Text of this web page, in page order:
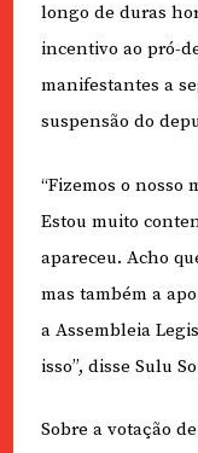
longo de duras
incentivo ao pró-
manifestantes a
suspensão do
“Fizemos o nosso
Estou muito
apareceu. Acho
mas também a
a Assembleia
isso”, disse Sulu
Sobre a votação